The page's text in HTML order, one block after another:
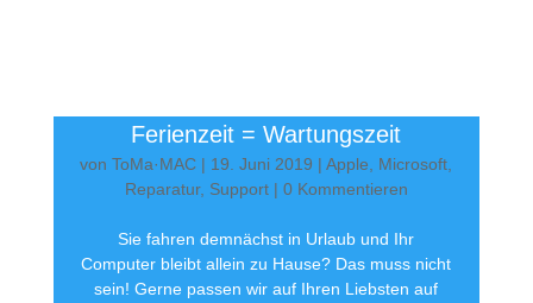
Ferienzeit = Wartungszeit
vonToMa·MAC | 19. Juni 2019 |Apple, Microsoft,
Reparatur, Support| 0 Kommentieren
Sie fahren demnächst in Urlaub und Ihr
Computer bleibt allein zu Hause? Das muss nicht
sein! Gerne passen wir auf Ihren Liebsten auf